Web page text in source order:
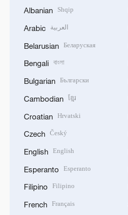
Albanian Shqip
Arabic العربية
Belarusian Беларуская
Bengali বাংলা
Bulgarian Български
Cambodian ខ្មែរ
Croatian Hrvatski
Czech Český
English English
Esperanto Esperanto
Filipino Filipino
French Français